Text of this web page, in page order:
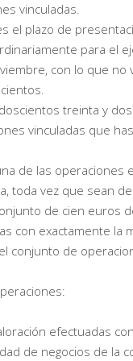
vinculadas.
el plazo de
para el
con lo que
treinta y
vinculadas que
de las
toda vez que sean
de cien euros
con exactamente la
conjunto de
efectuadas
de negocios de la